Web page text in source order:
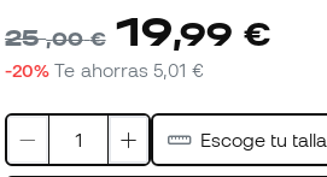
25,00 € 19,99 €
-20% Te ahorras5,01 €
Escoge tu talla